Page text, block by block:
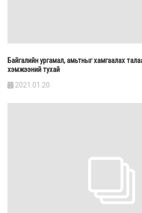
Байгалийн ургамал, амьтныг хамгаалах
хэмжээний тухай
2021.01.20